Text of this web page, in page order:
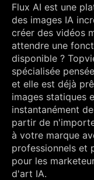
Flux AI est une
des images IA
créer des vidéos
attendre une
disponible ?
spécialisée
et elle est déjà
images statiques
instantanément
partir de
à votre marque
professionnels et
pour les
d'art IA.